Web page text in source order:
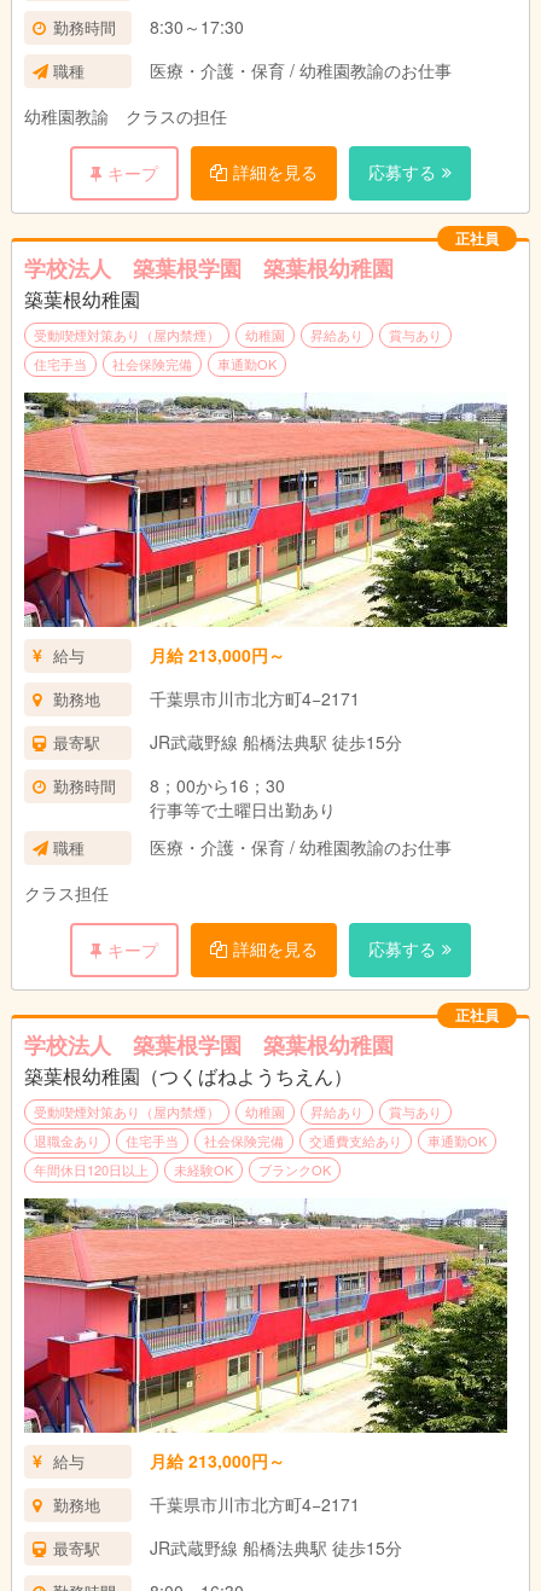
勤務時間 8:30～17:30
職種
医療・介護・保育 / 幼稚園教諭のお仕事
幼稚園教諭 クラスの担任
キープ 詳細を見る 応募する
正社員
学校法人 築葉根学園 築葉根幼稚園
築葉根幼稚園
受動喫煙対策あり（屋内禁煙） 幼稚園 昇給あり
賞与あり
住宅手当
社会保険完備 車通勤OK
給与 月給 213,000円～
勤務地 千葉県市川市北方町4−2171
最寄駅 JR武蔵野線 船橋法典駅 徒歩15分
勤務時間
8；00から16；30
行事等で土曜日出勤あり
職種
医療・介護・保育 / 幼稚園教諭のお仕事
クラス担任
キープ 詳細を見る 応募する
正社員
学校法人 築葉根学園 築葉根幼稚園
築葉根幼稚園（つくばねようちえん）
受動喫煙対策あり（屋内禁煙） 幼稚園 昇給あり
賞与あり
退職金あり
住宅手当 社会保険完備 交通費支給あり
車通勤OK
年間休日120日以上
未経験OK ブランクOK
給与 月給 213,000円～
勤務地 千葉県市川市北方町4−2171
最寄駅 JR武蔵野線 船橋法典駅 徒歩15分